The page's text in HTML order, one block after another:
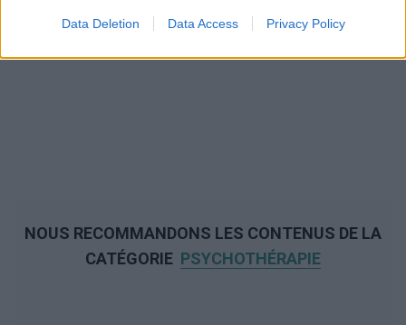
Data Deletion Data Access Privacy Policy
NOUS RECOMMANDONS LES CONTENUS DE LA
CATÉGORIE PSYCHOTHÉRAPIE